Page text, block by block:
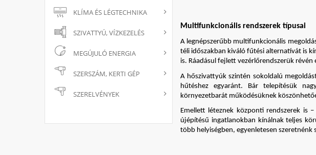
KLÍMA ÉS LÉGTECHNIKA
SZIVATTYÚ, VÍZKEZELÉS
MEGÚJULÓ ENERGIA
SZERSZÁM, KERTI GÉP
SZERELVÉNYEK
Multifunkcionális rendszerek típusai
A legnépszerűbb multifunkcionális
téli időszakban kiváló fűtési alternatívát is
is. Ráadásul fejlett vezérlőrendszerük
A hőszivattyúk szintén sokoldalú
hűtéshez egyaránt. Bár telepítésük
környezetbarát működésüknek
Emellett léteznek központi rendszerek is
újépítésű ingatlanokban kínálnak teljes
több helyiségben, egyenletesen szeretnénk